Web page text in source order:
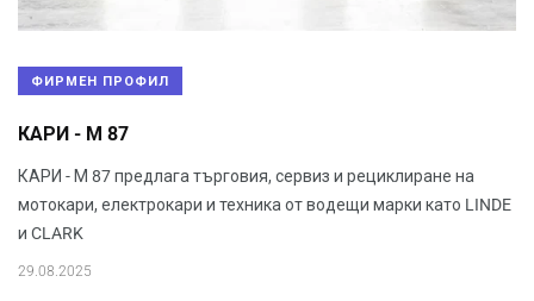
ФИРМЕН ПРОФИЛ
КАРИ - М 87
КАРИ - М 87 предлага търговия, сервиз и рециклиране на
мотокари, електрокари и техника от водещи марки като LINDE
и CLARK
29.08.2025